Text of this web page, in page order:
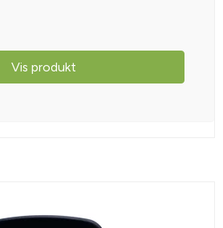
Vis produkt